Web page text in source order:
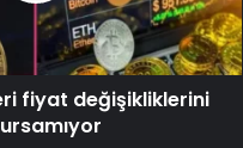
fiyat değişikliklerini